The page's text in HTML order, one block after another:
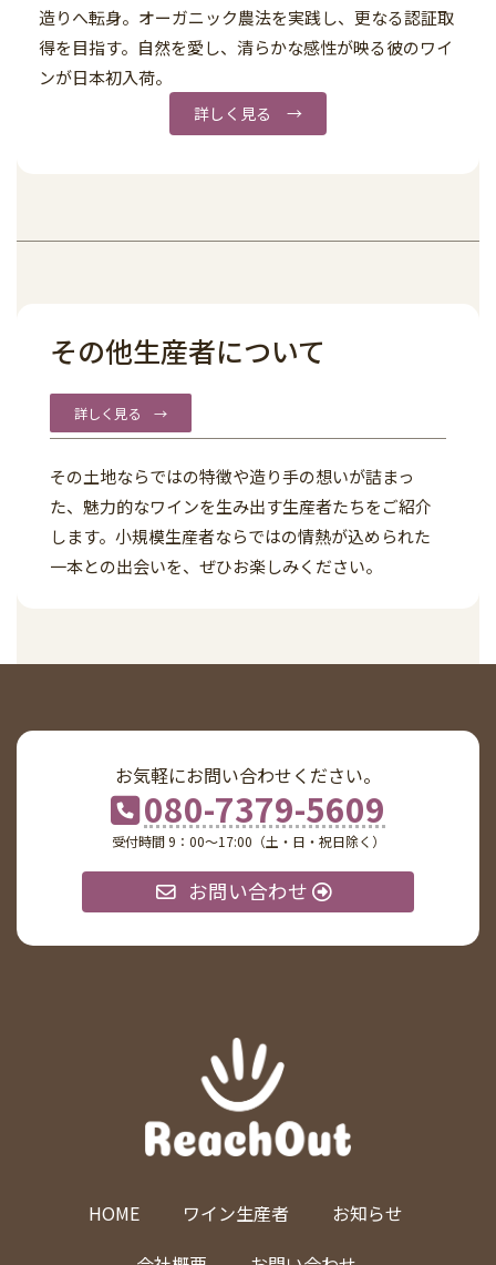
造りへ転身。オーガニック農法を実践し、更なる認証取
得を目指す。自然を愛し、清らかな感性が映る彼のワイ
ンが日本初入荷。
詳しく見る →
その他生産者について
詳しく見る →
その土地ならではの特徴や造り手の想いが詰まっ
た、魅力的なワインを生み出す生産者たちをご紹介
します。小規模生産者ならではの情熱が込められた
一本との出会いを、ぜひお楽しみください。
お気軽にお問い合わせください。
080-7379-5609
受付時間 9：00〜17:00（土・日・祝日除く）
お問い合わせ
HOME ワイン生産者
お知らせ